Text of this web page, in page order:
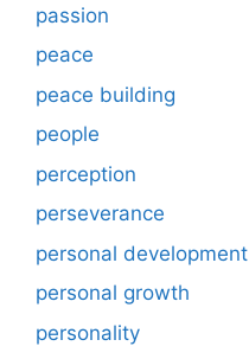
passion
peace
peace building
people
perception
perseverance
personal development
personal growth
personality